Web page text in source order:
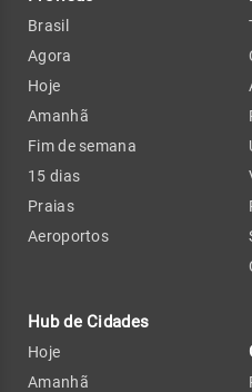
Brasil
Agora
Hoje
Amanhã
Fim de semana
15 dias
Praias
Aeroportos
Hub de Cidades
Hoje
Amanhã